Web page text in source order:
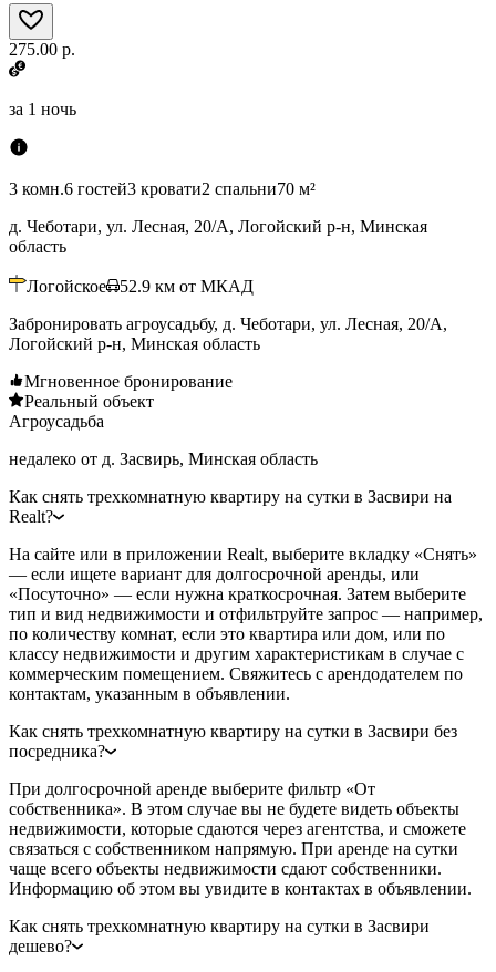
275.00 р.
за 1 ночь
3 комн.6 гостей3 кровати2 спальни70 м²
д. Чеботари, ул. Лесная, 20/А, Логойский р-н, Минская
область
Логойское 52.9 км от МКАД
Забронировать агроусадьбу, д. Чеботари, ул. Лесная, 20/А,
Логойский р-н, Минская область
Мгновенное бронирование
Реальный объект
Агроусадьба
недалеко от д. Засвирь, Минская область
Как снять трехкомнатную квартиру на сутки в Засвири на
Realt?
На сайте или в приложении Realt, выберите вкладку «Снять»
— если ищете вариант для долгосрочной аренды, или
«Посуточно» — если нужна краткосрочная. Затем выберите
тип и вид недвижимости и отфильтруйте запрос — например,
по количеству комнат, если это квартира или дом, или по
классу недвижимости и другим характеристикам в случае с
коммерческим помещением. Свяжитесь с арендодателем по
контактам, указанным в объявлении.
Как снять трехкомнатную квартиру на сутки в Засвири без
посредника?
При долгосрочной аренде выберите фильтр «От
собственника». В этом случае вы не будете видеть объекты
недвижимости, которые сдаются через агентства, и сможете
связаться с собственником напрямую. При аренде на сутки
чаще всего объекты недвижимости сдают собственники.
Информацию об этом вы увидите в контактах в объявлении.
Как снять трехкомнатную квартиру на сутки в Засвири
дешево?